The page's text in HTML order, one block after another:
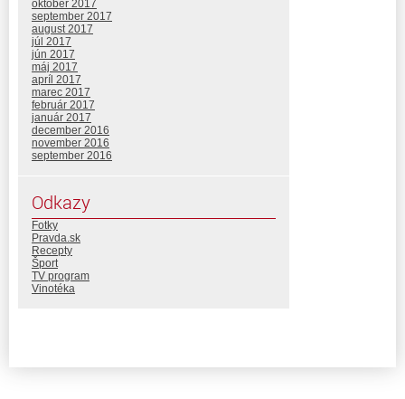
október 2017
september 2017
august 2017
júl 2017
jún 2017
máj 2017
apríl 2017
marec 2017
február 2017
január 2017
december 2016
november 2016
september 2016
Odkazy
Fotky
Pravda.sk
Recepty
Šport
TV program
Vinotéka